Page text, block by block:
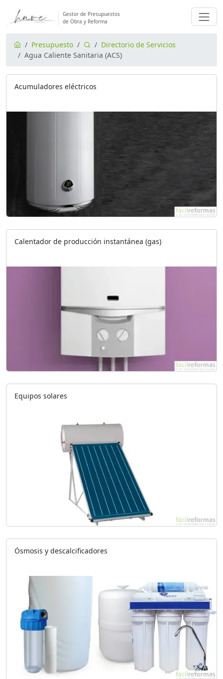
Gestor de Presupuestos
de Obra y Reforma
Presupuesto
Directorio de Servicios
Agua Caliente Sanitaria (ACS)
Acumuladores eléctricos
Calentador de producción instantánea (gas)
Equipos solares
Ósmosis y descalcificadores